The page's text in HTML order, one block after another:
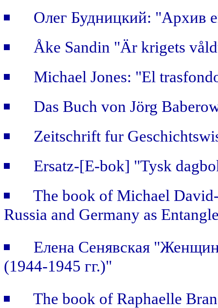
Олег Будницкий: "Архив
Åke Sandin "Är krigets
Michael Jones: "El
Das Buch von Jörg
Zeitschrift fur
Ersatz-[E-bok] "Tysk
The book of Michael
Russia and Germany as
Елена Сенявская
(1944-1945 гг.)"
The book of Raphaelle